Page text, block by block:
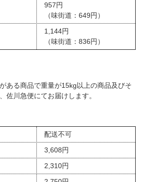
957円
（味街道：649円）
1,144円
（味街道：836円）
ある商品で重量が15kg以上の商品及びそ
佐川急便にてお届けします。
配送不可
3,608円
2,310円